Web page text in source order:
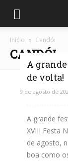
Início Candói
CANDÓI
A
de volta!
9 de agosto de
A grande
XVIII Festa
de agosto,
boa como